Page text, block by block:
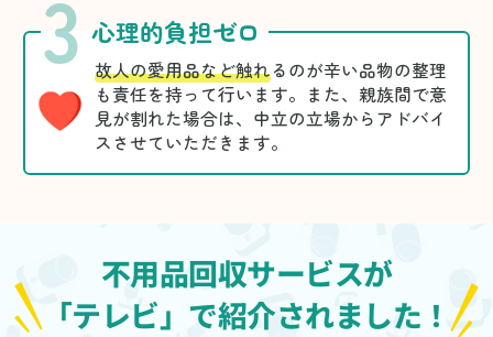
3 心理的負担ゼロ
故人の愛用品など触れるのが辛い品物の整理
も責任を持って行います。また、親族間で意
見が割れた場合は、中立の立場からアドバイ
スさせていただきます。
不用品回収サービスが
「テレビ」で紹介されました！